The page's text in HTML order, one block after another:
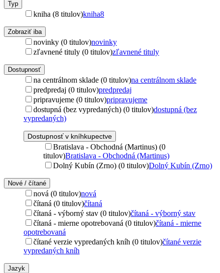
Typ
kniha (8 titulov)kniha8
Zobraziť iba
novinky (0 titulov)novinky
zľavnené tituly (0 titulov)zľavnené tituly
Dostupnosť
na centrálnom sklade (0 titulov)na centrálnom sklade
predpredaj (0 titulov)predpredaj
pripravujeme (0 titulov)pripravujeme
dostupná (bez vypredaných) (0 titulov)dostupná (bez
vypredaných)
Dostupnosť v kníhkupectve
Bratislava - Obchodná (Martinus) (0
titulov)Bratislava - Obchodná (Martinus)
Dolný Kubín (Zrno) (0 titulov)Dolný Kubín (Zrno)
Nové / čítané
nová (0 titulov)nová
čítaná (0 titulov)čítaná
čítaná - výborný stav (0 titulov)čítaná - výborný stav
čítaná - mierne opotrebovaná (0 titulov)čítaná - mierne
opotrebovaná
čítané verzie vypredaných kníh (0 titulov)čítané verzie
vypredaných kníh
Jazyk